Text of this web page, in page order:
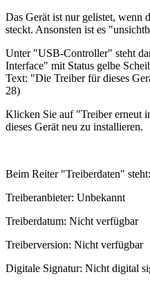
Das Gerät ist nur gelistet, wenn
steckt. Ansonsten ist es
Unter "USB-Controller" steht
Interface" mit Status gelbe
Text: "Die Treiber für dieses
28)
Klicken Sie auf "Treiber erneut
dieses Gerät neu zu installieren.
Beim Reiter "Treiberdaten" steht:
Treiberanbieter: Unbekannt
Treiberdatum: Nicht verfügbar
Treiberversion: Nicht verfügbar
Digitale Signatur: Nicht digital